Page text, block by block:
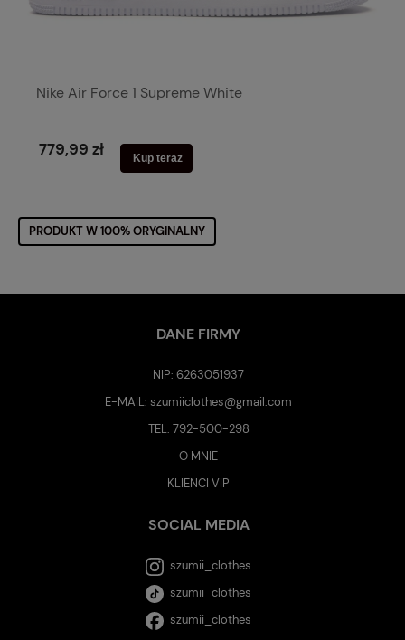
Nike Air Force 1 Supreme White
779,99 zł Kup teraz
PRODUKT W 100% ORYGINALNY
DANE FIRMY
NIP: 6263051937
E-MAIL:szumiiclothes@gmail.com
TEL: 792-500-298
O MNIE
KLIENCI VIP
SOCIAL MEDIA
szumii_clothes
szumii_clothes
szumii_clothes